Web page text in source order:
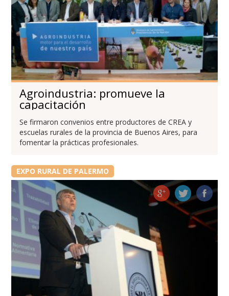
Agroindustria: promueve la
capacitación
Se firmaron convenios entre productores de CREA y
escuelas rurales de la provincia de Buenos Aires, para
fomentar la prácticas profesionales.
EXPO RURAL DE PALERMO